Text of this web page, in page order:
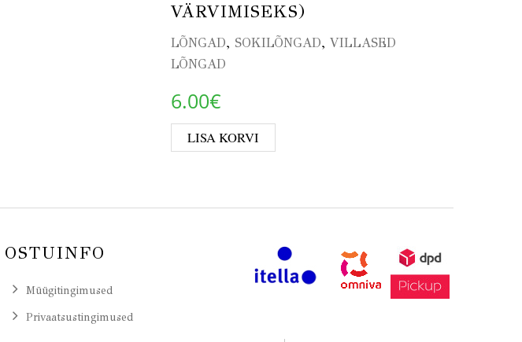
has multiple variants. The options may be chosen on the product page
VÄRVIMISEKS)
LÕNGAD, SOKILÕNGAD, VILLASED
LÕNGAD
6.00€
LISA KORVI
OSTUINFO
Müügitingimused
Privaatsustingimused